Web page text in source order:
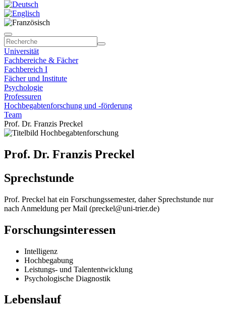
Universität
Fachbereiche & Fächer
Fachbereich I
Fächer und Institute
Psychologie
Professuren
Hochbegabtenforschung und -förderung
Team
Prof. Dr. Franzis Preckel
Prof. Dr. Franzis Preckel
Sprechstunde
Prof. Preckel hat ein Forschungssemester, daher Sprechstunde nur
nach Anmeldung per Mail (preckel@uni-trier.de)
Forschungsinteressen
Intelligenz
Hochbegabung
Leistungs- und Talententwicklung
Psychologische Diagnostik
Lebenslauf